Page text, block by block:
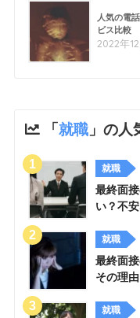
人気の電
ビス比較
2022年
「就職」の人
就職
最終面
い？不
就職
最終面
その理
就職